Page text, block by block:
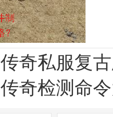
传奇私服复
传奇检测命